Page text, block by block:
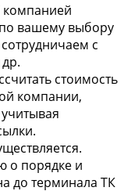
компанией
по вашему выбору
с
стоимость
компании,
о порядке и
до терминала ТК